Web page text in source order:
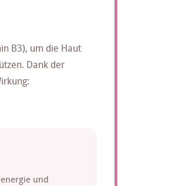
B3), um die Haut
Dank der
und